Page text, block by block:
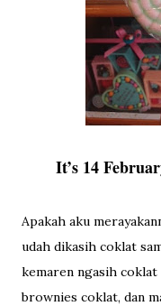
It’s 14
Apakah aku
udah dikasih coklat
kemaren ngasih
brownies coklat, dan